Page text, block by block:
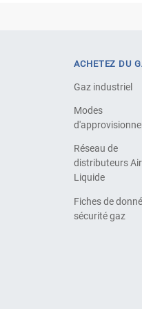
ACHETEZ DU
Gaz industriel
Modes
Réseau de
distributeurs Air
Liquide
Fiches de
sécurité gaz